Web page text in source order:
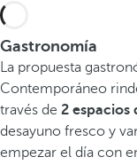
Gastronomía
La propuesta
Contemporáneo
través de 2 espacios
desayuno fresco y
empezar el día con